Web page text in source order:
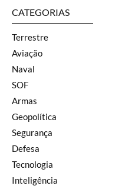
CATEGORIAS
Terrestre
Aviação
Naval
SOF
Armas
Geopolítica
Segurança
Defesa
Tecnologia
Inteligência